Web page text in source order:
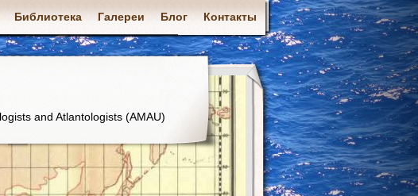
Библиотека Галереи Блог Контакты
and Atlantologists (AMAU)